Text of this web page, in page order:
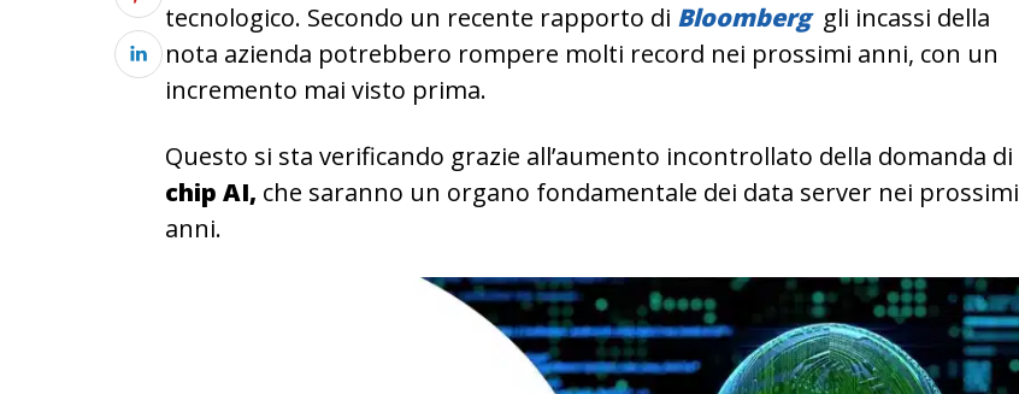
tecnologico. Secondo un recente rapporto di Bloomberg gli incassi della
nota azienda potrebbero rompere molti record nei prossimi anni, con un
incremento mai visto prima.
Questo si sta verificando grazie all’aumento incontrollato della domanda di
chip AI, che saranno un organo fondamentale dei data server nei prossimi
anni.